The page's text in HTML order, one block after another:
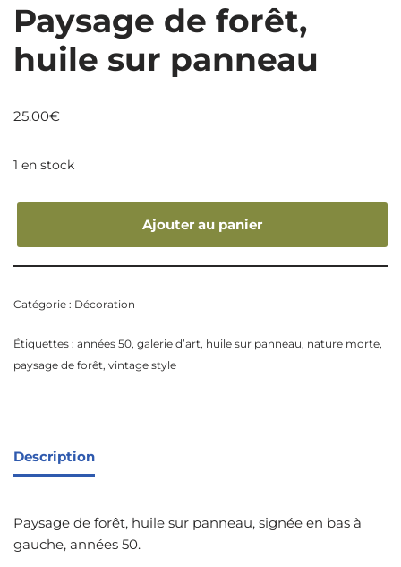
Paysage de forêt,
huile sur panneau
25.00€
1 en stock
Ajouter au panier
Catégorie : Décoration
Étiquettes : années 50, galerie d’art, huile sur panneau, nature morte,
paysage de forêt, vintage style
Description
Paysage de forêt, huile sur panneau, signée en bas à
gauche, années 50.